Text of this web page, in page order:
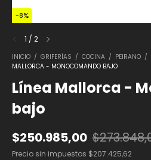
-8%
1 / 2
INICIO / GRIFERÍAS / COCINA / PEIRANO /
MALLORCA - MONOCOMANDO BAJO
Línea Mallorca -
bajo
$250.985,00
Precio sin impuestos $207.425,62